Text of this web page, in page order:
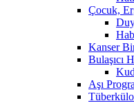
Çocuk,
Kanser
Bulaşıcı
Aşı